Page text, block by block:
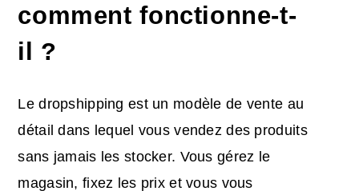
comment fonctionne-t-
il ?
Le dropshipping est un modèle de vente au
détail dans lequel vous vendez des produits
sans jamais les stocker. Vous gérez le
magasin, fixez les prix et vous vous